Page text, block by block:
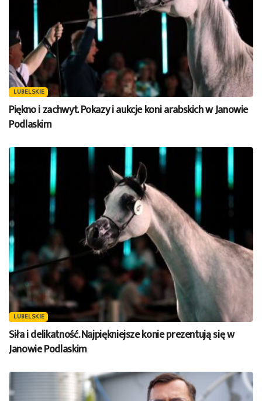
LUBELSKIE
Piękno i zachwyt. Pokazy i aukcje koni arabskich w Janowie
Podlaskim
LUBELSKIE
Siła i delikatność. Najpiękniejsze konie prezentują się w
Janowie Podlaskim